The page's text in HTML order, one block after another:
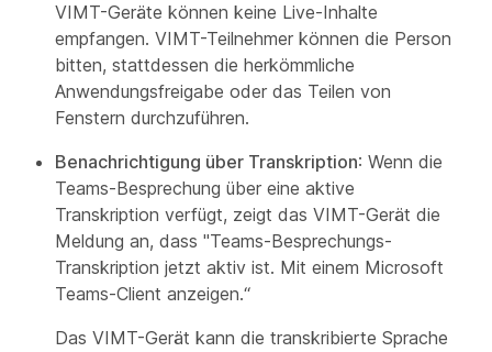
VIMT-Geräte können keine Live-Inhalte
empfangen. VIMT-Teilnehmer können die Person
bitten, stattdessen die herkömmliche
Anwendungsfreigabe oder das Teilen von
Fenstern durchzuführen.
Benachrichtigung über Transkription: Wenn die
Teams-Besprechung über eine aktive
Transkription verfügt, zeigt das VIMT-Gerät die
Meldung an, dass "Teams-Besprechungs-
Transkription jetzt aktiv ist. Mit einem Microsoft
Teams-Client anzeigen.“
Das VIMT-Gerät kann die transkribierte Sprache